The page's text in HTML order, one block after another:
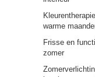
warme
Frisse en
zomer